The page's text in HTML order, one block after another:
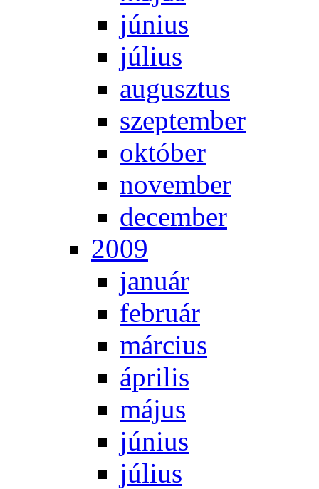
jú­ni­us
jú­li­us
au­gusz­tus
szep­tem­ber
ok­tó­ber
no­vem­ber
de­cem­ber
2009
ja­nu­ár
feb­ru­ár
már­ci­us
áp­ri­lis
má­jus
jú­ni­us
jú­li­us